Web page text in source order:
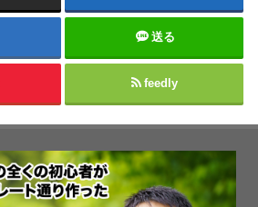
送る
feedly